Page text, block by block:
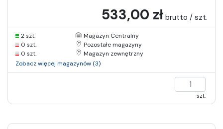
533,00 zł brutto / szt.
2 szt.
Magazyn Centralny
0 szt.
Pozostałe magazyny
0 szt.
Magazyn zewnętrzny
Zobacz więcej magazynów (3)
szt.